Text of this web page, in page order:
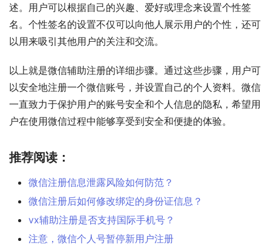
述。用户可以根据自己的兴趣、爱好或理念来设置个性签
名。个性签名的设置不仅可以向他人展示用户的个性，还可
以用来吸引其他用户的关注和交流。
以上就是微信辅助注册的详细步骤。通过这些步骤，用户可
以安全地注册一个微信账号，并设置自己的个人资料。微信
一直致力于保护用户的账号安全和个人信息的隐私，希望用
户在使用微信过程中能够享受到安全和便捷的体验。
推荐阅读：
微信注册信息泄露风险如何防范？
微信注册后如何修改绑定的身份证信息？
vx辅助注册是否支持国际手机号？
注意，微信个人号暂停新用户注册